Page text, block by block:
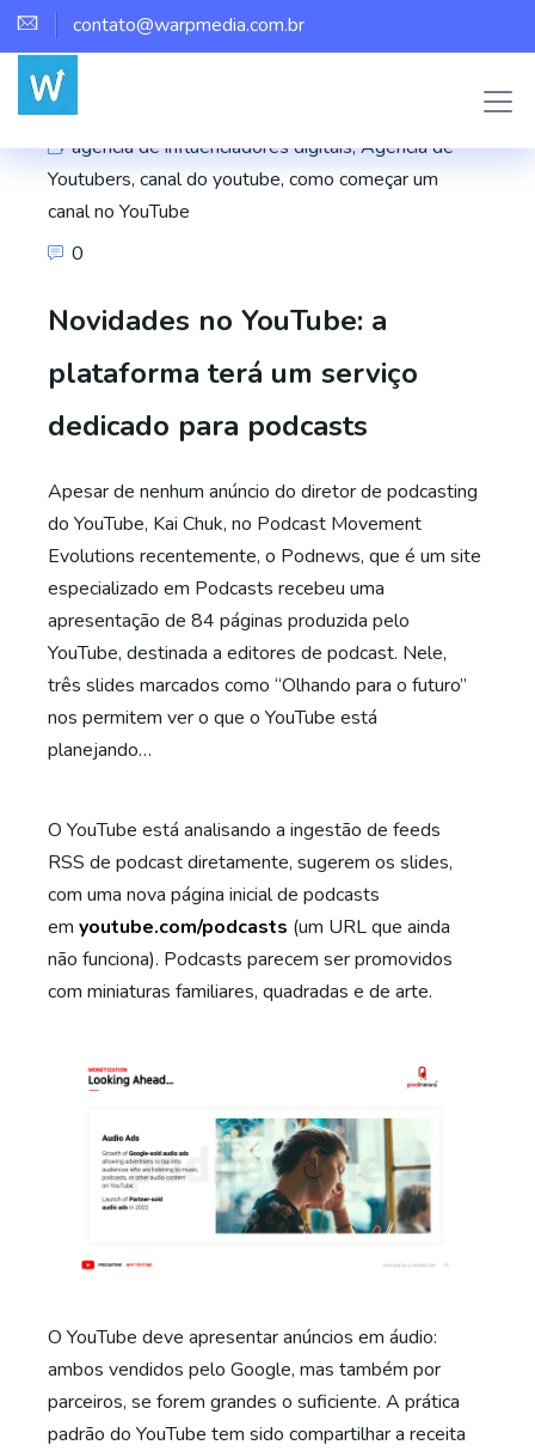
contato@warpmedia.com.br
agência de influenciadores digitais,Agência de
Youtubers, canal do youtube, como começar um
canal no YouTube
0
Novidades no YouTube: a
plataforma terá um serviço
dedicado para podcasts
Apesar de nenhum anúncio do diretor de podcasting
do YouTube, Kai Chuk, no Podcast Movement
Evolutions recentemente, o Podnews, que é um site
especializado em Podcasts recebeu uma
apresentação de 84 páginas produzida pelo
YouTube, destinada a editores de podcast. Nele,
três slides marcados como “Olhando para o futuro”
nos permitem ver o que o YouTube está
planejando…
O YouTube está analisando a ingestão de feeds
RSS de podcast diretamente, sugerem os slides,
com uma nova página inicial de podcasts
em youtube.com/podcasts (um URL que ainda
não funciona). Podcasts parecem ser promovidos
com miniaturas familiares, quadradas e de arte.
O YouTube deve apresentar anúncios em áudio:
ambos vendidos pelo Google, mas também por
parceiros, se forem grandes o suficiente. A prática
padrão do YouTube tem sido compartilhar a receita